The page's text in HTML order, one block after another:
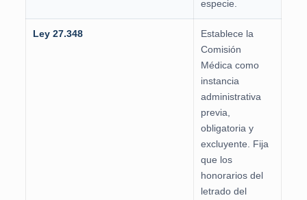
especie.
Ley 27.348
Establece la
Comisión
Médica como
instancia
administrativa
previa,
obligatoria y
excluyente. Fija
que los
honorarios del
letrado del